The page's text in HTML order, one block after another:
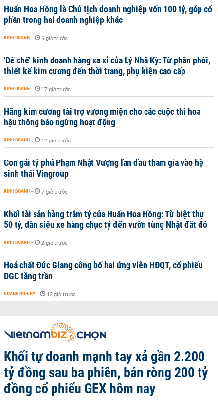
Huấn Hoa Hồng là Chủ tịch doanh nghiệp vốn 100 tỷ, góp cổ
phần trong hai doanh nghiệp khác
KINH DOANH - 6 giờ trước
'Đế chế’ kinh doanh hàng xa xỉ của Lý Nhã Kỳ: Từ phân phối,
thiết kế kim cương đến thời trang, phụ kiện cao cấp
KINH DOANH - 17 giờ trước
Hãng kim cương tài trợ vương miện cho các cuộc thi hoa
hậu thông báo ngừng hoạt động
KINH DOANH - 12 giờ trước
Con gái tỷ phú Phạm Nhật Vượng lần đầu tham gia vào hệ
sinh thái Vingroup
KINH DOANH - 7 giờ trước
Khối tài sản hàng trăm tỷ của Huấn Hoa Hồng: Từ biệt thự
50 tỷ, dàn siêu xe hàng chục tỷ đến vườn tùng Nhật đắt đỏ
KINH DOANH - 2 giờ trước
Hoá chất Đức Giang công bố hai ứng viên HĐQT, cổ phiếu
DGC tăng trần
DOANH NGHIỆP - 12 giờ trước
Khối tự doanh mạnh tay xả gần 2.200
tỷ đồng sau ba phiên, bán ròng 200 tỷ
đồng cổ phiếu GEX hôm nay